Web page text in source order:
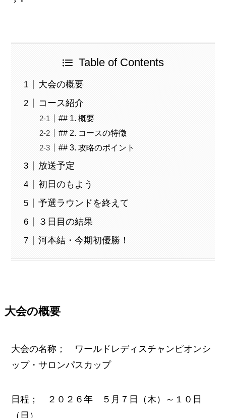
Table of Contents
大会の概要
コース紹介
## 1. 概要
## 2. コースの特徴
## 3. 攻略のポイント
放送予定
初日のもよう
予選ラウンドを終えて
３日目の結果
河本結・今期初優勝！
大会の概要
大会の名称； ワールドレディスチャンピオンシ
ップ・サロンパスカップ
日程； ２０２６年 ５月７日（木）～１０日
（日）